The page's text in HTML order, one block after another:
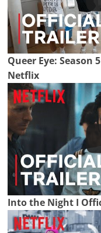
Queer Eye:
Netflix
Into the Night I